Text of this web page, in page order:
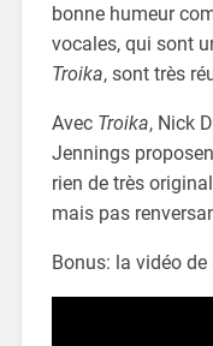
bonne humeur
vocales, qui sont
Troika, sont très
Avec Troika, Nick
Jennings
rien de très
mais pas
Bonus: la vidéo de